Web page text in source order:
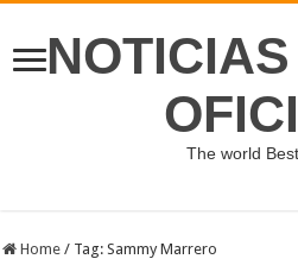
The world
Home / Tag:Sammy Marrero